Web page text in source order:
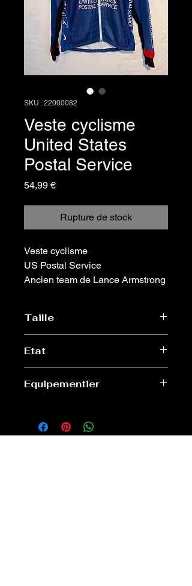
SKU : 22000082
Veste cyclisme
United States
Postal Service
54,99 €Prix
Rupture de stock
Veste cyclisme
US Postal Service
Ancien team de Lance Armstrong
Taille
Etat
Equipementier